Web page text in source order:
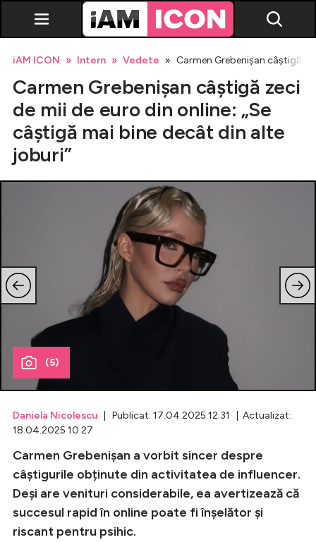
Evenimente
Emisiuni TV
Horoscop
Lifestyle
iAM ICON Intern Vedete Carmen Grebenișan câștigă
Carmen Grebenișan câștigă zeci
de mii de euro din online: „Se
câștigă mai bine decât din alte
joburi”
(5)
Daniela Nicolescu | Publicat: 17.04.2025 12:31 | Actualizat:
18.04.2025 10:27
Carmen Grebenișan a vorbit sincer despre
câștigurile obținute din activitatea de influencer.
Deși are venituri considerabile, ea avertizează că
succesul rapid în online poate fi înșelător și
riscant pentru psihic.